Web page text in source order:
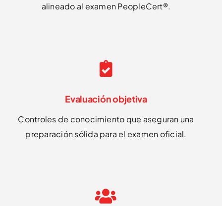
alineado al examen PeopleCert®.
Evaluación objetiva
Controles de conocimiento que aseguran una
preparación sólida para el examen oficial.